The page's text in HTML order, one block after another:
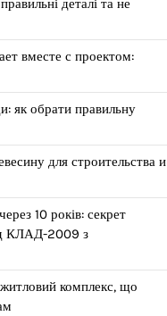
деталі та не
вместе с проектом:
як обрати правильну
для строительства и
10 років: секрет
КЛАД-2009 з
комплекс, що